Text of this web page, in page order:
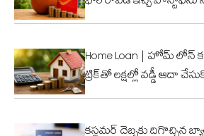
Home Loan | హోమ్ లోన్
ట్రిక్‌తో లక్షల్లో వడ్డీ ఆదా